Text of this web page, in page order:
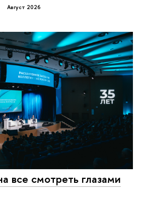
Август 2026
смотреть глазами